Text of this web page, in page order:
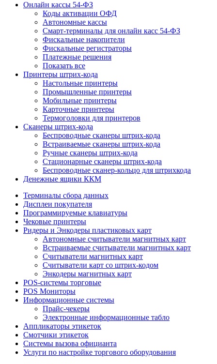
Онлайн кассы 54-ФЗ
Коды активации ОФД
Автономные кассы
Смарт-терминалы для онлайн касс 54-ФЗ
Фискальные накопители
Фискальные регистраторы
Платежные решения
Показать все
Принтеры штрих-кода
Настольные принтеры
Промышленные принтеры
Мобильные принтеры
Карточные принтеры
Термоголовки для принтеров
Сканеры штрих-кода
Беспроводные сканеры штрих-кода
Встраиваемые сканеры штрих-кода
Ручные сканеры штрих-кода
Стационарные сканеры штрих-кода
Беспроводные сканер-кольцо для штрихкода
Денежные ящики ККМ
Терминалы сбора данных
Дисплеи покупателя
Программируемые клавиатуры
Чековые принтеры
Ридеры и Энкодеры пластиковых карт
Автономные считыватели магнитных карт
Встраиваемые считыватели магнитных карт
Считыватели магнитных карт
Считыватели карт со штрих-кодом
Энкодеры магнитных карт
POS-системы торговые
POS Мониторы
Информационные системы
Прайс-чекеры
Электронные информационные табло
Аппликаторы этикеток
Смотчики этикеток
Системы вызова официанта
Услуги по настройке торгового оборудования